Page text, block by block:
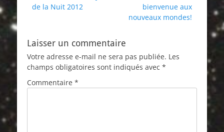
l’article
précédent :
de la Nuit 2012
bienvenue aux
nouveaux mondes!
Laisser un commentaire
Votre adresse e-mail ne sera pas publiée. Les
champs obligatoires sont indiqués avec *
Commentaire *